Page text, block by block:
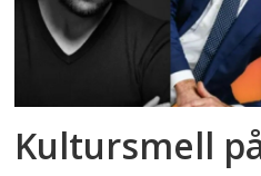
Kultursmell